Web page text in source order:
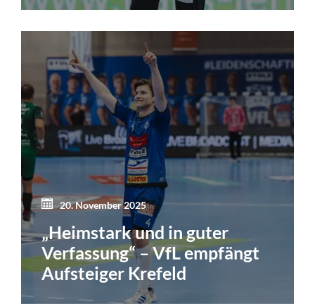
20. November 2025
„Heimstark und in guter
Verfassung“ – VfL empfängt
Aufsteiger Krefeld